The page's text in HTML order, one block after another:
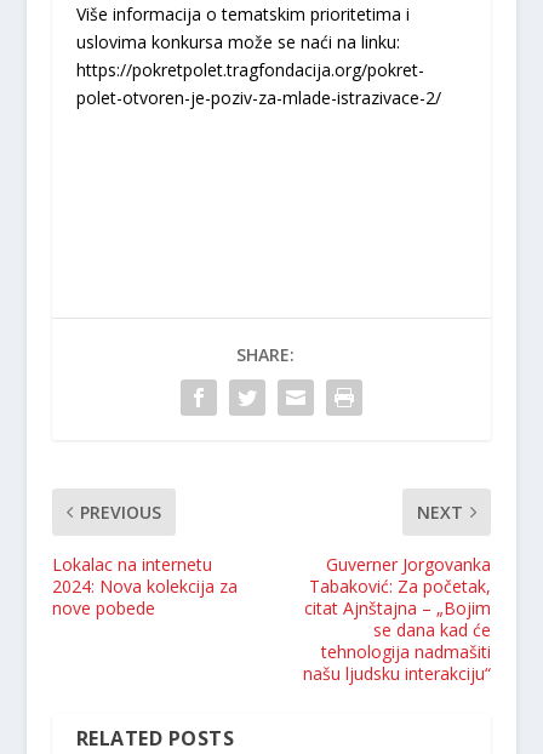
Više informacija o tematskim prioritetima i
uslovima konkursa može se naći na linku:
https://pokretpolet.tragfondacija.org/pokret-
polet-otvoren-je-poziv-za-mlade-istrazivace-2/
SHARE:
PREVIOUS
Lokalac na internetu
2024: Nova kolekcija za
nove pobede
NEXT
Guverner Jorgovanka
Tabaković: Za početak,
citat Ajnštajna – „Bojim
se dana kad će
tehnologija nadmašiti
našu ljudsku interakciju“
RELATED POSTS